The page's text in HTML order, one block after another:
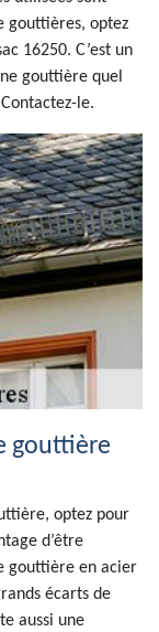
gouttières, optez
16250. C’est un
gouttière quel
le.
gouttière
optez pour
d’être
gouttière en acier
écarts de
aussi une